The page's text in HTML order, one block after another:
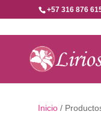
+57 316 876
Inicio/